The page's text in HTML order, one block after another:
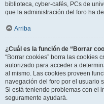
biblioteca, cyber-cafés, PCs de
que la administración del foro ha
Arriba
¿Cuál es la función de “Borrar
“Borrar cookies” borra las cookies
autorizado para acceder a
al mismo. Las cookies proveen
navegación del foro por el usuario
Si está teniendo problemas con el
seguramente ayudará.